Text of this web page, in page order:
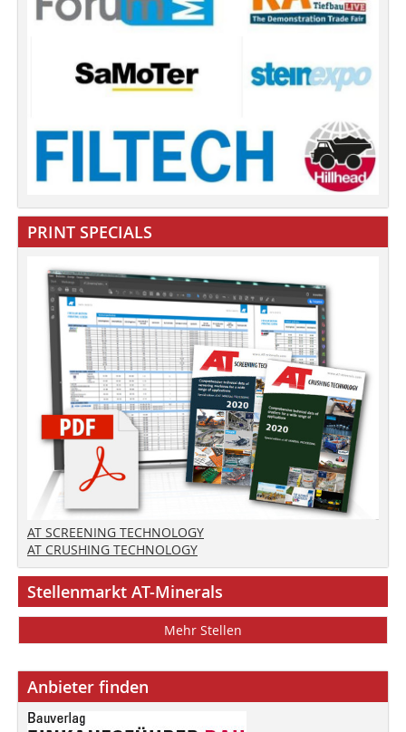
PRINT SPECIALS
AT SCREENING TECHNOLOGY
AT CRUSHING TECHNOLOGY
Stellenmarkt AT-Minerals
Mehr Stellen
Anbieter finden